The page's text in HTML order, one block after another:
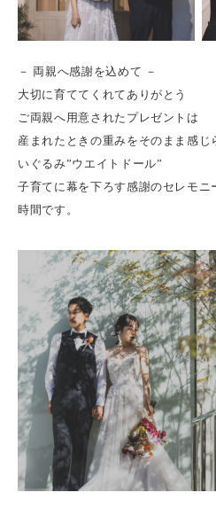
－ 両親へ感謝を込めて －
大切に育ててくれてありがとう
ご両親へ用意されたプレゼントは
産まれたときの重みをそのまま感
いぐるみ”ウエイトドール”
子育てに幕を下ろす感謝のセレモ
時間です。